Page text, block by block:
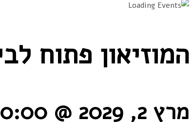
המוזיאון פתוח
מרץ 2, 2029 @ 10:00